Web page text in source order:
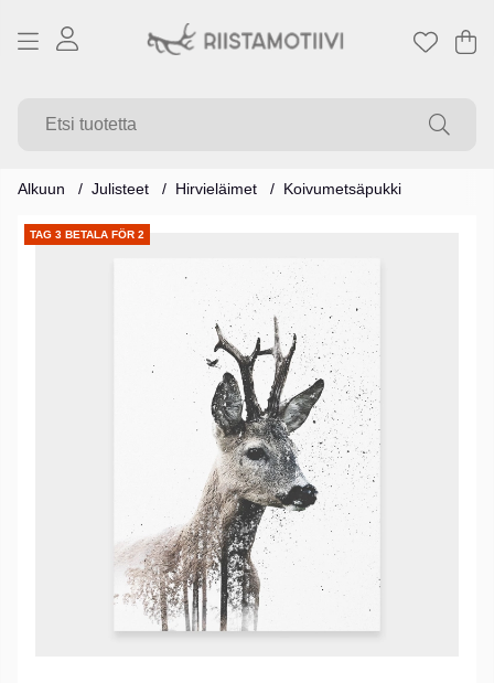
.
Alkuun Julisteet Hirvieläimet Koivumetsäpukki
TAG 3 BETALA FÖR 2
Tuotekuvat